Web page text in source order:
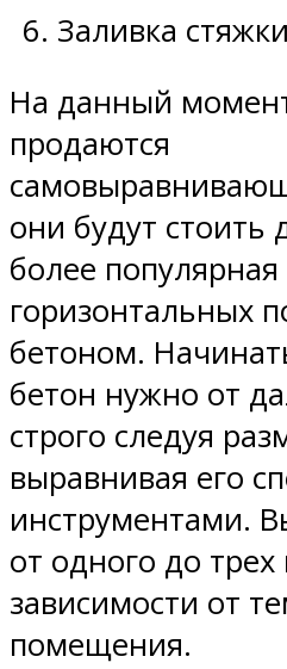
Заливка
На данный
продаются
они будут стоить
более популярная
горизонтальных
бетоном.
бетон нужно от
строго следуя
выравнивая его
инструментами.
от одного до
зависимости от
помещения.